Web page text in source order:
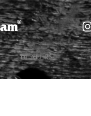
DEALERS